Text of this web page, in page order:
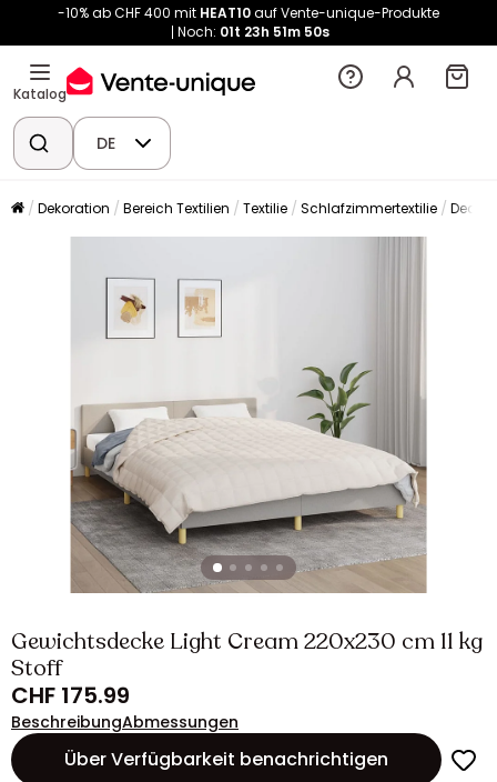
-10% ab CHF 400 mit HEAT10auf Vente-unique-Produkte
Noch: 01t 23h 51m 50s
Katalog
DE
Dekoration Bereich Textilien Textilie Schlafzimmertextilie Decke
Gewichtsdecke Light Cream 220x230 cm 11 kg
Stoff
CHF 175.99
BeschreibungAbmessungen
Über Verfügbarkeit benachrichtigen